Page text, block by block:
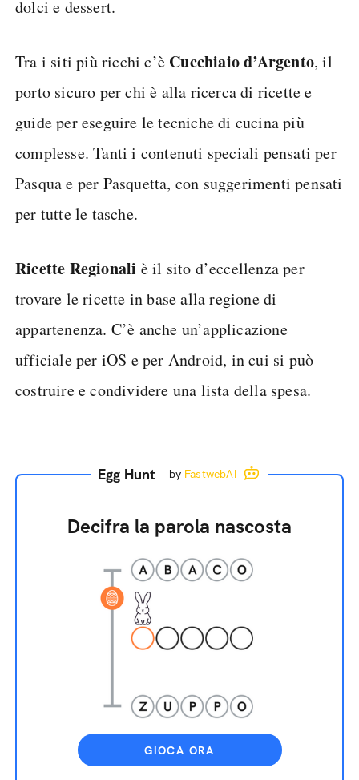
dolci e dessert.
Tra i siti più ricchi c’è Cucchiaio d’Argento, il
porto sicuro per chi è alla ricerca di ricette e
guide per eseguire le tecniche di cucina più
complesse. Tanti i contenuti speciali pensati per
Pasqua e per Pasquetta, con suggerimenti pensati
per tutte le tasche.
Ricette Regionali è il sito d’eccellenza per
trovare le ricette in base alla regione di
appartenenza. C’è anche un’applicazione
ufficiale per iOS e per Android, in cui si può
costruire e condividere una lista della spesa.
Egg Hunt by FastwebAI
Decifra la parola nascosta
GIOCA ORA